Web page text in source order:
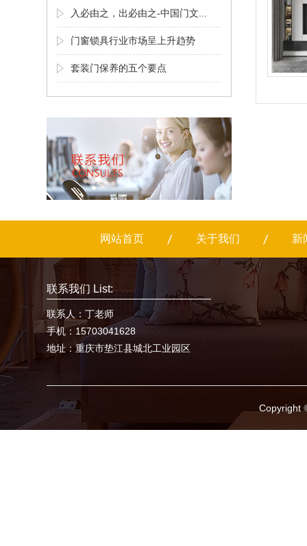
入必由之，出必由之-中国门文...
门窗锁具行业市场呈上升趋势
套装门保养的五个要点
网站首页 关于我们 新
联系我们 List:
联系人：丁老师
手机：15703041628
地址：重庆市垫江县城北工业园区
Copyright